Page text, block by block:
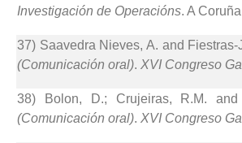
Investigación de Operacións. A
37) Saavedra Nieves, A. and Fiestras-
(Comunicación oral). XVI Congreso
38) Bolon, D.; Crujeiras, R.M. and
(Comunicación oral). XVI Congreso